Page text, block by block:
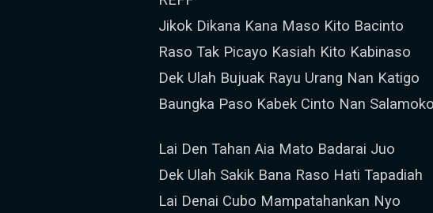
Jikok Dikana Kana Maso Kito Bacinto
Raso Tak Picayo Kasiah Kito Kabinaso
Dek Ulah Bujuak Rayu Urang Nan Katigo
Baungka Paso Kabek Cinto Nan Salamoko
Lai Den Tahan Aia Mato Badarai Juo
Dek Ulah Sakik Bana Raso Hati Tapadiah
Lai Denai Cubo Mampatahankan Nyo